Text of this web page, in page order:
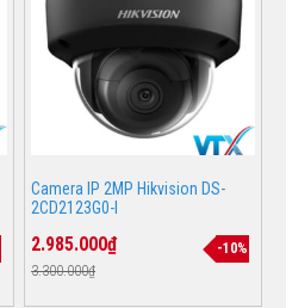
Camera IP 2MP Hikvision DS-
2CD2123G0-I
2.985.000₫
3.300.000₫
-10%